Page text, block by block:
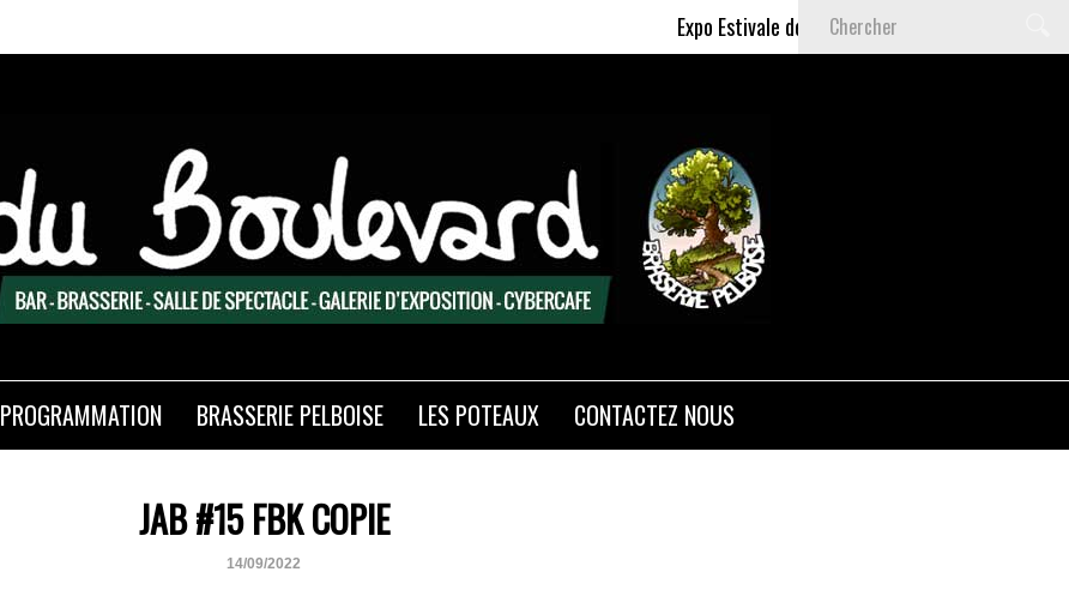
Expo Estivale de Céline DELAS - Du 9 Juillet au 6
PROGRAMMATION BRASSERIE PELBOISE LES POTEAUX CONTACTEZ NOUS
JAB #15 FBK COPIE
14/09/2022